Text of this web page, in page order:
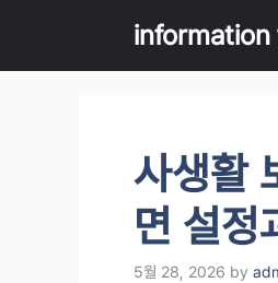
content
information
사생활
면 설정
5월 28, 2026 by